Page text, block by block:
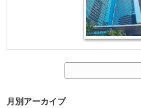
月別アーカイブ